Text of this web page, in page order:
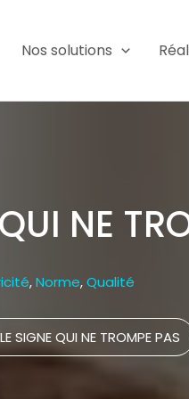
Nos solutions
NE
,Norme,Qualité
SIGNE QUI NE TROMPE PAS